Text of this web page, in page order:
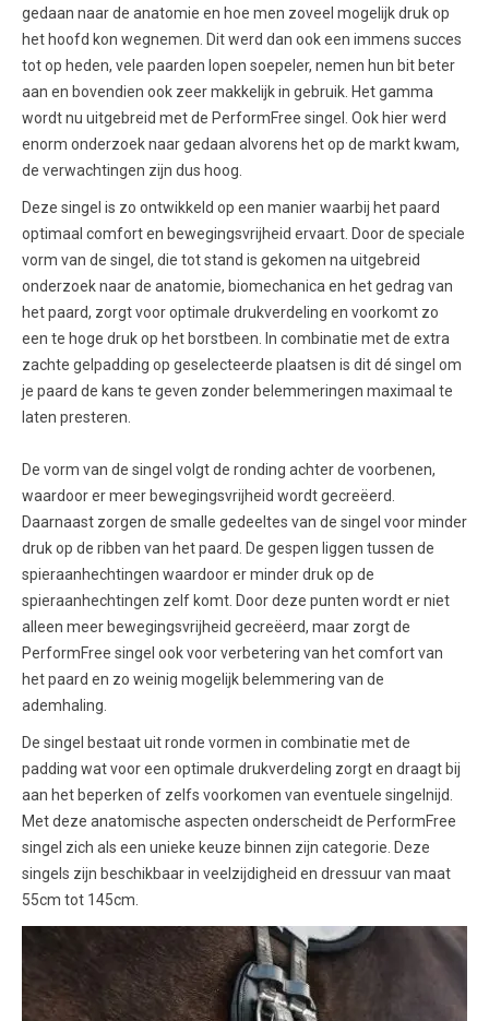
gedaan naar de anatomie en hoe men zoveel mogelijk druk op
het hoofd kon wegnemen. Dit werd dan ook een immens succes
tot op heden, vele paarden lopen soepeler, nemen hun bit beter
aan en bovendien ook zeer makkelijk in gebruik. Het gamma
wordt nu uitgebreid met de PerformFree singel. Ook hier werd
enorm onderzoek naar gedaan alvorens het op de markt kwam,
de verwachtingen zijn dus hoog.
Deze singel is zo ontwikkeld op een manier waarbij het paard
optimaal comfort en bewegingsvrijheid ervaart. Door de speciale
vorm van de singel, die tot stand is gekomen na uitgebreid
onderzoek naar de anatomie, biomechanica en het gedrag van
het paard, zorgt voor optimale drukverdeling en voorkomt zo
een te hoge druk op het borstbeen. In combinatie met de extra
zachte gelpadding op geselecteerde plaatsen is dit dé singel om
je paard de kans te geven zonder belemmeringen maximaal te
laten presteren.
De vorm van de singel volgt de ronding achter de voorbenen,
waardoor er meer bewegingsvrijheid wordt gecreëerd.
Daarnaast zorgen de smalle gedeeltes van de singel voor minder
druk op de ribben van het paard. De gespen liggen tussen de
spieraanhechtingen waardoor er minder druk op de
spieraanhechtingen zelf komt. Door deze punten wordt er niet
alleen meer bewegingsvrijheid gecreëerd, maar zorgt de
PerformFree singel ook voor verbetering van het comfort van
het paard en zo weinig mogelijk belemmering van de
ademhaling.
De singel bestaat uit ronde vormen in combinatie met de
padding wat voor een optimale drukverdeling zorgt en draagt bij
aan het beperken of zelfs voorkomen van eventuele singelnijd.
Met deze anatomische aspecten onderscheidt de PerformFree
singel zich als een unieke keuze binnen zijn categorie. Deze
singels zijn beschikbaar in veelzijdigheid en dressuur van maat
55cm tot 145cm.